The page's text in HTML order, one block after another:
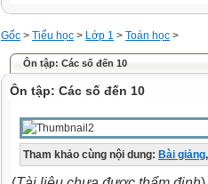
Gốc > Tiểu học > Lớp 1 > Toán học >
Ôn tập: Các số đến 10
Ôn tập: Các số đến 10
Tham khảo cùng nội dung: Bài giảng,